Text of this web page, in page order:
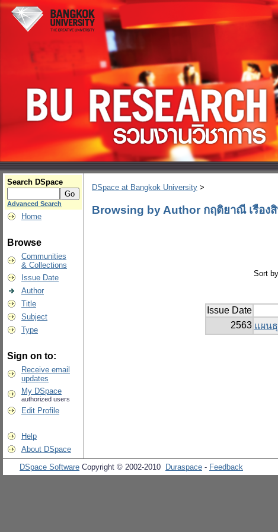
Search DSpace
Advanced Search
Home
Browse
Communities
& Collections
Issue Date
Author
Title
Subject
Type
Sign on to:
Receive email
updates
My DSpace
authorized users
Edit Profile
Help
About DSpace
DSpace at Bangkok University >
Browsing by Author กฤติยาณี เรือง
Sort
Issue Date
2563 แผน
DSpace Software Copyright © 2002-2010 Duraspace - Feedback